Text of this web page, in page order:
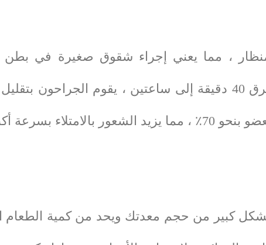
، مما يعني إجراء شقوق صغيرة في بطن
المفتوحة. خلال العملية التي تستغرق 40 دقيقة إلى ساعتين ،
أقل من الطعام.
كبير من حجم معدتك ويحد من كمية الطعام